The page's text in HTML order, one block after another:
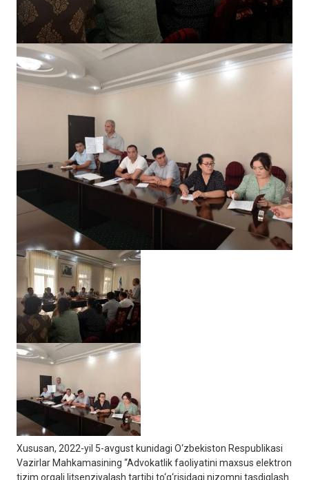
Xususan, 2022-yil 5-avgust kunidagi O‘zbekiston Respublikasi
Vazirlar Mahkamasining “Advokatlik faoliyatini maxsus elektron
tizim orqali litsenziyalash tartibi to‘g‘risidagi nizomni tasdiqlash